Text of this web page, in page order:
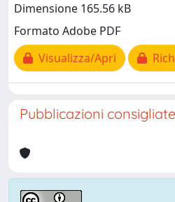
Dimensione 165.56 kB
Formato Adobe PDF
Visualizza/Apri
Pubblicazioni consigliate